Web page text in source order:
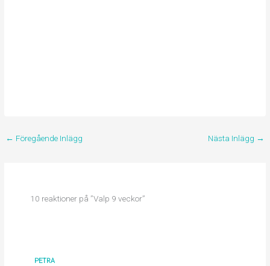
← Föregående Inlägg Nästa Inlägg →
10 reaktioner på ”Valp 9 veckor”
PETRA